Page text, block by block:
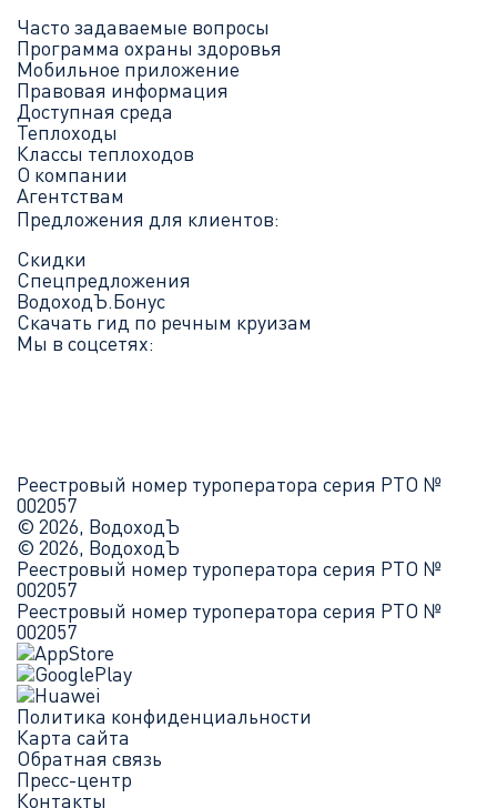
Часто задаваемые вопросы
Программа охраны здоровья
Мобильное приложение
Правовая информация
Доступная среда
Теплоходы
Классы теплоходов
О компании
Агентствам
Предложения для клиентов:
Скидки
Спецпредложения
ВодоходЪ.Бонус
Скачать гид по речным круизам
Мы в соцсетях:
Реестровый номер туроператора серия РТО №
002057
© 2026, ВодоходЪ
© 2026, ВодоходЪ
Реестровый номер туроператора серия РТО №
002057
Реестровый номер туроператора серия РТО №
002057
Политика конфиденциальности
Карта сайта
Обратная связь
Пресс-центр
Контакты